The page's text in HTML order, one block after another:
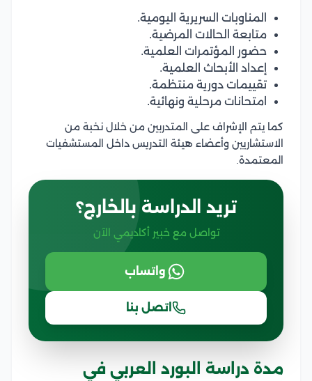
المناوبات السريرية اليومية.
متابعة الحالات المرضية.
حضور المؤتمرات العلمية.
إعداد الأبحاث العلمية.
تقييمات دورية منتظمة.
امتحانات مرحلية ونهائية.
كما يتم الإشراف على المتدربين من خلال نخبة من
الاستشاريين وأعضاء هيئة التدريس داخل المستشفيات
المعتمدة.
تريد الدراسة بالخارج؟
تواصل مع خبير أكاديمي الآن
واتساب
اتصل بنا
مدة دراسة البورد العربي في